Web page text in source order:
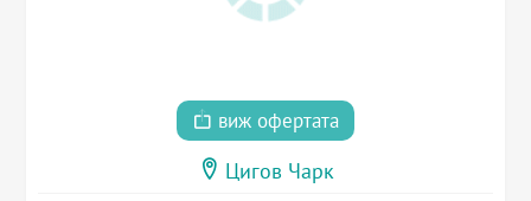
виж офертата
Цигов Чарк